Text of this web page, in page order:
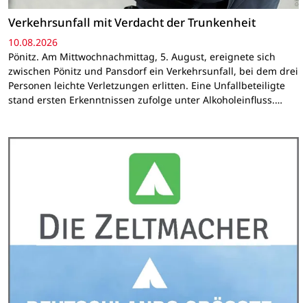
Verkehrsunfall mit Verdacht der Trunkenheit
10.08.2026
Pönitz. Am Mittwochnachmittag, 5. August, ereignete sich
zwischen Pönitz und Pansdorf ein Verkehrsunfall, bei dem drei
Personen leichte Verletzungen erlitten. Eine Unfallbeteiligte
stand ersten Erkenntnissen zufolge unter Alkoholeinfluss.…